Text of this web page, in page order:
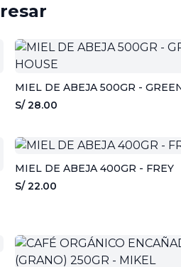
MIEL DE ABEJA 500GR -
S/ 28.00
MIEL DE ABEJA 400GR - FREY
S/ 22.00